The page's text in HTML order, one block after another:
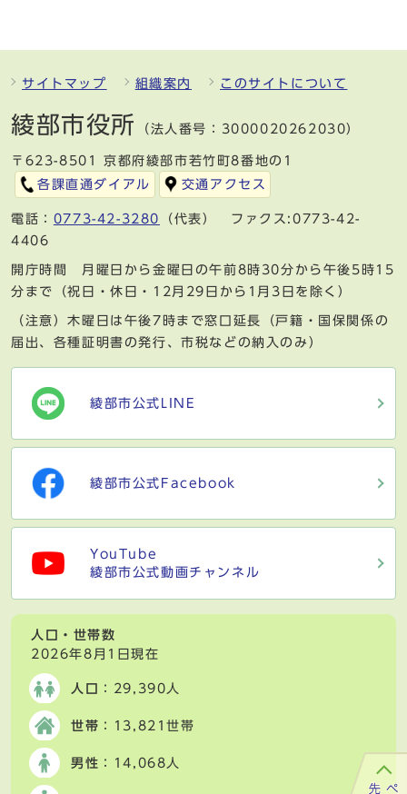
サイトマップ 組織案内 このサイトについて
綾部市役所 （法人番号：3000020262030）
〒623-8501 京都府綾部市若竹町8番地の1
各課直通ダイアル
交通アクセス
電話： 0773-42-3280
（代表） ファクス:0773-42-
4406
開庁時間 月曜日から金曜日の午前8時30分から午後5時15
分まで（祝日・休日・12月29日から1月3日を除く）
（注意）木曜日は午後7時まで窓口延長（戸籍・国保関係の
届出、各種証明書の発行、市税などの納入のみ）
綾部市公式LINE
綾部市公式Facebook
YouTube
綾部市公式動画チャンネル
人口・世帯数
2026年8月1日現在
人口 ：29,390人
世帯 ：13,821世帯
男性 ：14,068人